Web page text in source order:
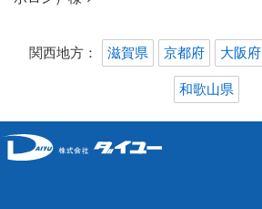
関西地方： 滋賀県 京都府 大阪府
和歌山県